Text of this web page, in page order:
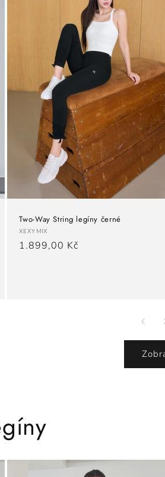
Two-Way String legíny černé
Dodavatel:
XEXYMIX
Běžná
1.899,00 Kč